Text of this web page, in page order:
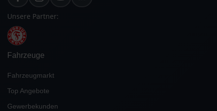
Unsere Partner:
Fahrzeuge
Fahrzeugmarkt
Top Angebote
Gewerbekunden